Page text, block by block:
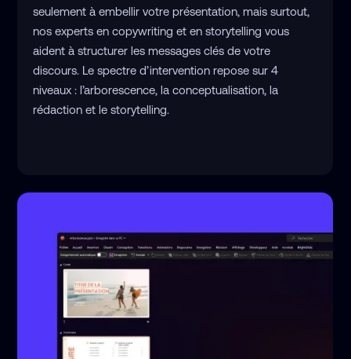
seulement à embellir votre présentation, mais surtout,
nos experts en copywriting et en storytelling vous
aident à structurer les messages clés de votre
discours. Le spectre d’intervention repose sur 4
niveaux : l’arborescence, la conceptualisation, la
rédaction et le storytelling.